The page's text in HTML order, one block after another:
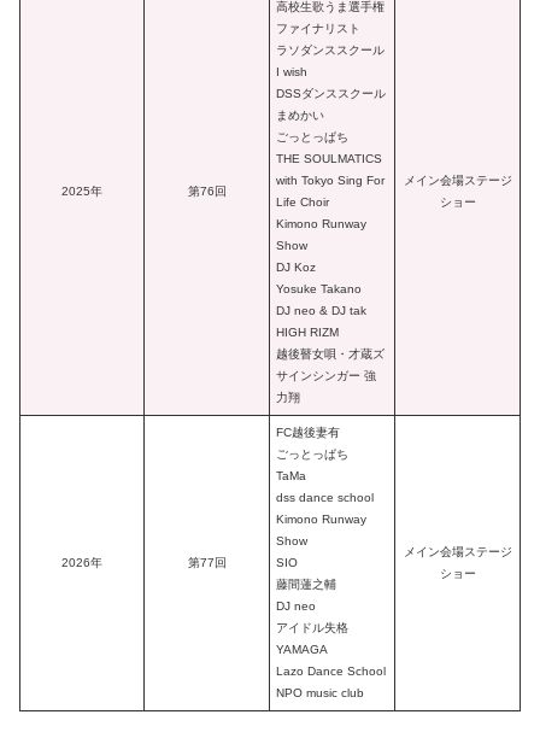
2025年 第76回
高校生歌うま選手権
ファイナリスト
ラソダンススクール
I wish
DSSダンススクール
まめかい
ごっとっぱち
THE SOULMATICS
with Tokyo Sing For
Life Choir
Kimono Runway
Show
DJ Koz
Yosuke Takano
DJ neo & DJ tak
HIGH RIZM
越後瞽女唄・才蔵ズ
サインシンガー 強
力翔
メイン会場ステージ
ショー
2026年 第77回
FC越後妻有
ごっとっぱち
TaMa
dss dance school
Kimono Runway
Show
SIO
藤間蓮之輔
DJ neo
アイドル失格
YAMAGA
Lazo Dance School
NPO music club
メイン会場ステージ
ショー